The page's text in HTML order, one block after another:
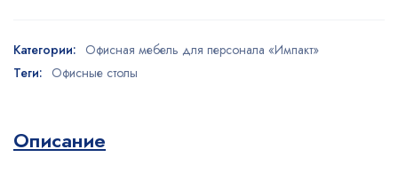
Категории: Офисная мебель для персонала «Импакт»
Теги: Офисные столы
Описание